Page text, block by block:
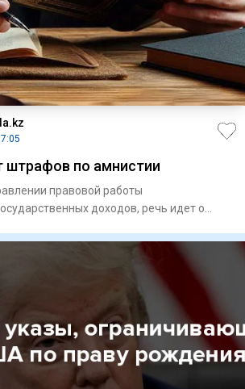
штрафов по амнистии
правовой работы
доходов, речь идет о